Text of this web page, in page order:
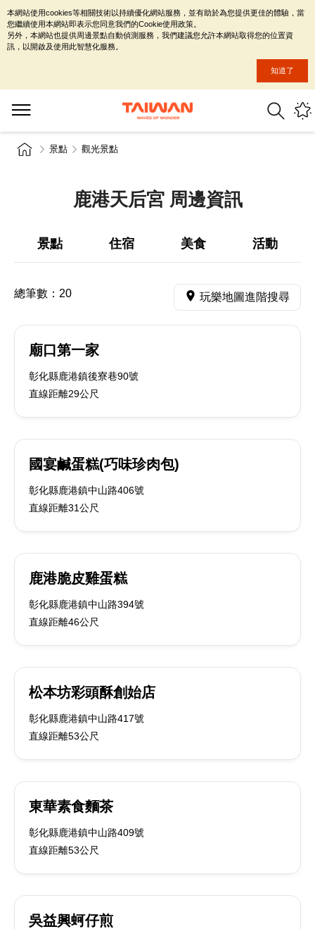
景點 觀光景點
鹿港天后宮 周邊資訊
景點 住宿 美食 活動
總筆數： 20 玩樂地圖進階搜尋
廟口第一家
彰化縣鹿港鎮後寮巷90號
直線距離29公尺
國宴鹹蛋糕(巧味珍肉包)
彰化縣鹿港鎮中山路406號
直線距離31公尺
鹿港脆皮雞蛋糕
彰化縣鹿港鎮中山路394號
直線距離46公尺
松本坊彩頭酥創始店
彰化縣鹿港鎮中山路417號
直線距離53公尺
東華素食麵茶
彰化縣鹿港鎮中山路409號
直線距離53公尺
吳益興蚵仔煎
本網站使用cookies等相關技術以持續優化網站服務，並有助於為您提供更佳的體驗，當
您繼續使用本網站即表示您同意我們的Cookie使用政策。
另外，本網站也提供周邊景點自動偵測服務，我們建議您允許本網站取得您的位置資
訊，以開啟及使用此智慧化服務。
知道了